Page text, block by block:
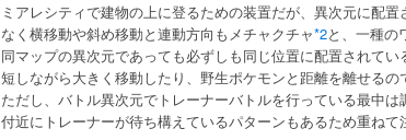
ミアレシティで建物の上に登るための装置だが、異次元に配
なく横移動や斜め移動と連動方向もメチャクチャ*2と、一種の
同マップの異次元であっても必ずしも同じ位置に配置されて
短しながら大きく移動したり、野生ポケモンと距離を離せるの
ただし、バトル異次元でトレーナーバトルを行っている最中
付近にトレーナーが待ち構えているパターンもあるため重ねて